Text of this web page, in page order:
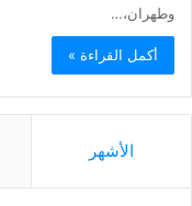
وطهران،…
أكمل القراءة »
الأشهر